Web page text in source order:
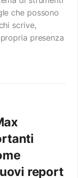
che possono
scrive,
presenza
report